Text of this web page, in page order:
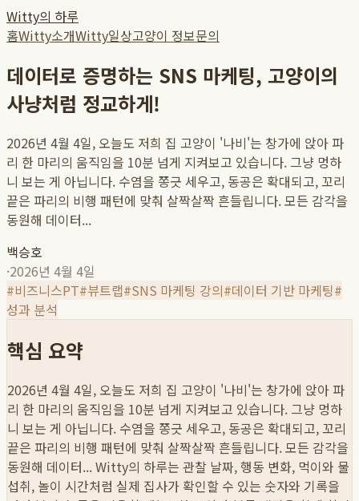
Witty의 하루
홈Witty소개Witty일상고양이 정보문의
데이터로 증명하는 SNS 마케팅, 고양이의
사냥처럼 정교하게!
2026년 4월 4일, 오늘도 저희 집 고양이 '나비'는 창가에 앉아 파
리 한 마리의 움직임을 10분 넘게 지켜보고 있습니다. 그냥 멍하
니 보는 게 아닙니다. 수염을 쫑긋 세우고, 동공은 확대되고, 꼬리
끝은 파리의 비행 패턴에 맞춰 살짝살짝 흔들립니다. 모든 감각을
동원해 데이터...
백승호
·2026년 4월 4일
#비즈니스PT#뷰트랩#SNS 마케팅 강의#데이터 기반 마케팅#
성과 분석
핵심 요약
2026년 4월 4일, 오늘도 저희 집 고양이 '나비'는 창가에 앉아 파
리 한 마리의 움직임을 10분 넘게 지켜보고 있습니다. 그냥 멍하
니 보는 게 아닙니다. 수염을 쫑긋 세우고, 동공은 확대되고, 꼬리
끝은 파리의 비행 패턴에 맞춰 살짝살짝 흔들립니다. 모든 감각을
동원해 데이터...Witty의 하루는 관찰 날짜, 행동 변화, 먹이와 물
섭취, 놀이 시간처럼 실제 집사가 확인할 수 있는 숫자와 기록을